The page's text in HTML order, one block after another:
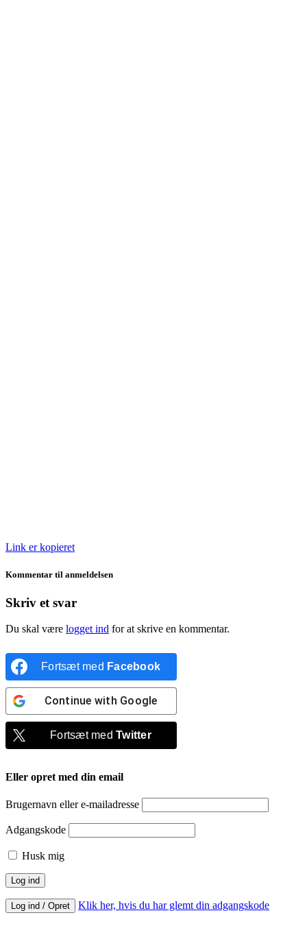
Link er kopieret
Kommentar til anmeldelsen
Skriv et svar
Du skal være logget ind for at skrive en kommentar.
Fortsæt med Facebook
Continue with Google
Fortsæt medTwitter
Eller opret med din email
Brugernavn eller e-mailadresse
Adgangskode
Husk mig
Log ind / Opret Klik her, hvis du har glemt din adgangskode